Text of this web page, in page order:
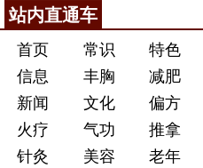
站内直通车
首页 常识 特色
信息
丰胸 减肥
新闻
文化 偏方
火疗
气功 推拿
针灸
美容 老年